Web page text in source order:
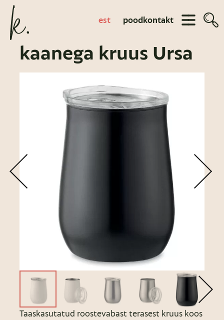
est poodkontakt
kaanega kruus Ursa
Taaskasutatud roostevabast terasest kruus koos